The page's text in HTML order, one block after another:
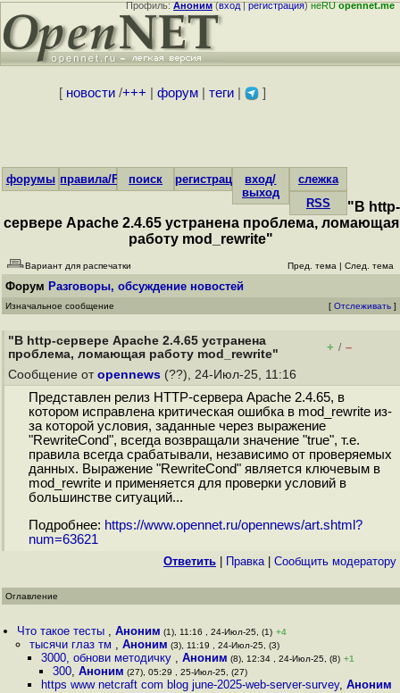
Профиль:Аноним(вход|регистрация)неRUopennet.me
[ новости/+++ форум| теги| ]
форумы правила/FAQпоиск регистрациявход/
выход
слежка
RSS
"В http-
сервере Apache 2.4.65 устранена проблема, ломающая
работу mod_rewrite"
Вариант для распечатки Пред. тема | След. тема
Форум Разговоры, обсуждение новостей
Изначальное сообщение [ Отслеживать ]
"В http-сервере Apache 2.4.65 устранена
проблема, ломающая работу mod_rewrite"
+ / –
Сообщение от opennews (??), 24-Июл-25, 11:16
Представлен релиз HTTP-сервера Apache 2.4.65, в
котором исправлена критическая ошибка в mod_rewrite из-
за которой условия, заданные через выражение
"RewriteCond", всегда возвращали значение "true", т.е.
правила всегда срабатывали, независимо от проверяемых
данных. Выражение "RewriteCond" является ключевым в
mod_rewrite и применяется для проверки условий в
большинстве ситуаций...
Подробнее: https://www.opennet.ru/opennews/art.shtml?
num=63621
Ответить Правка| Cообщить модератору
Оглавление
Что такое тесты ,Аноним (1), 11:16 , 24-Июл-25, (1) +4
тысячи глаз тм , Аноним (3), 11:19 , 24-Июл-25, (3)
3000, обнови методичку , Аноним (8), 12:34 , 24-Июл-25, (8) +1
300,Аноним (27), 05:29 , 25-Июл-25, (27)
https www netcraft com blog june-2025-web-server-survey, Аноним